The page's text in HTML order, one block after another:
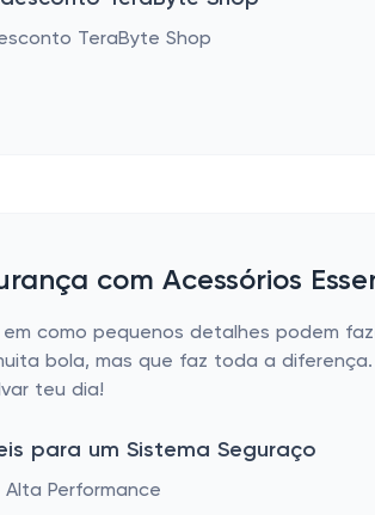
com Acessórios
como pequenos detalhes podem
bola, mas que faz toda a
teu dia!
para um Sistema Seguraço
Performance